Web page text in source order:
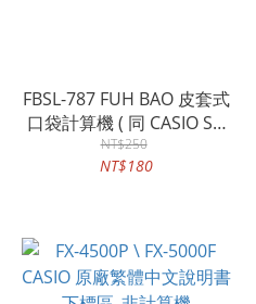
FBSL-787 FUH BAO 皮套式
口袋計算機 ( 同 CASIO SL-
787 )
NT$250
NT$180